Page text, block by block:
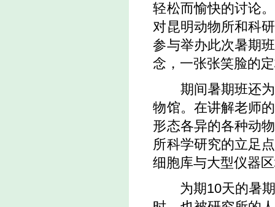
轻松而愉快的讨论
对昆明动物所和科
参与举办此次暑期
念，一张张笑脸的
期间暑期班还为
物馆。在讲解老师
形态各异的各种动
所科学研究的立足
细胞库与大型仪器
为期10天的暑期